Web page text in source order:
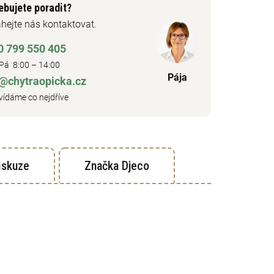
poradit?
nás kontaktovat.
799 550 405
8:00 – 14:00
co nejdříve
Pája
ZnačkaDjeco